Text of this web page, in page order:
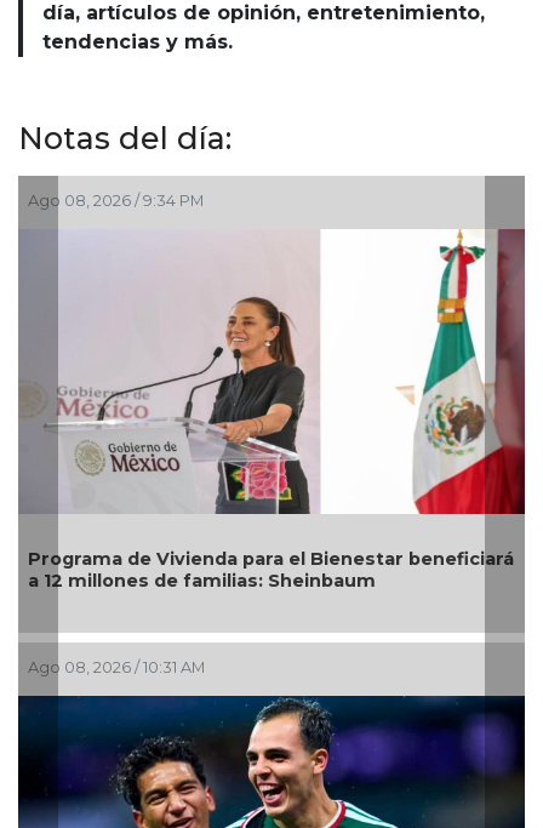
día, artículos de opinión, entretenimiento,
tendencias y más.
Notas del día:
2026 / 9:34 PM
de Vivienda para el Bienestar beneficiará
millones de familias: Sheinbaum
2026 / 10:31 AM
DIF